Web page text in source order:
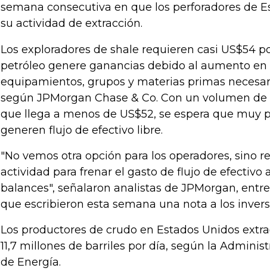
semana consecutiva en que los perforadores de
su actividad de extracción.
Los exploradores de shale requieren casi US$54
petróleo genere ganancias debido al aumento en
equipamientos, grupos y materias primas
según JPMorgan Chase & Co. Con un volumen
que llega a menos de US$52, se espera que muy
generen flujo de efectivo libre.
"No vemos otra opción para los operadores, sino
actividad para frenar el gasto de flujo de efectivo
balances", señalaron analistas de JPMorgan,
que escribieron esta semana una nota a los
Los productores de crudo en Estados Unidos
11,7 millones de barriles por día, según la
de Energía.